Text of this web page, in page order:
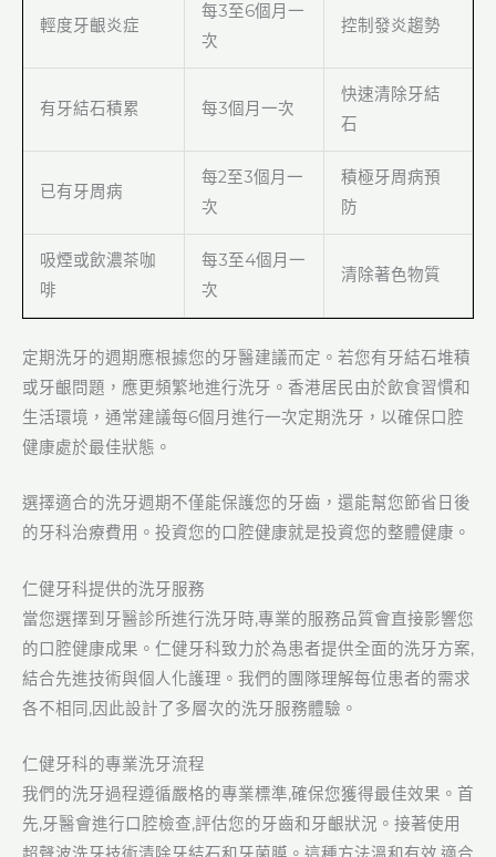
輕度牙齦炎症
每3至6個月一
次
控制發炎趨勢
有牙結石積累 每3個月一次
快速清除牙結
石
已有牙周病
每2至3個月一
次
積極牙周病預
防
吸煙或飲濃茶咖
啡
每3至4個月一
次
清除著色物質
定期洗牙的週期應根據您的牙醫建議而定。若您有牙結石堆積
或牙齦問題，應更頻繁地進行洗牙。香港居民由於飲食習慣和
生活環境，通常建議每6個月進行一次定期洗牙，以確保口腔
健康處於最佳狀態。
選擇適合的洗牙週期不僅能保護您的牙齒，還能幫您節省日後
的牙科治療費用。投資您的口腔健康就是投資您的整體健康。
仁健牙科提供的洗牙服務
當您選擇到牙醫診所進行洗牙時,專業的服務品質會直接影響您
的口腔健康成果。仁健牙科致力於為患者提供全面的洗牙方案,
結合先進技術與個人化護理。我們的團隊理解每位患者的需求
各不相同,因此設計了多層次的洗牙服務體驗。
仁健牙科的專業洗牙流程
我們的洗牙過程遵循嚴格的專業標準,確保您獲得最佳效果。首
先,牙醫會進行口腔檢查,評估您的牙齒和牙齦狀況。接著使用